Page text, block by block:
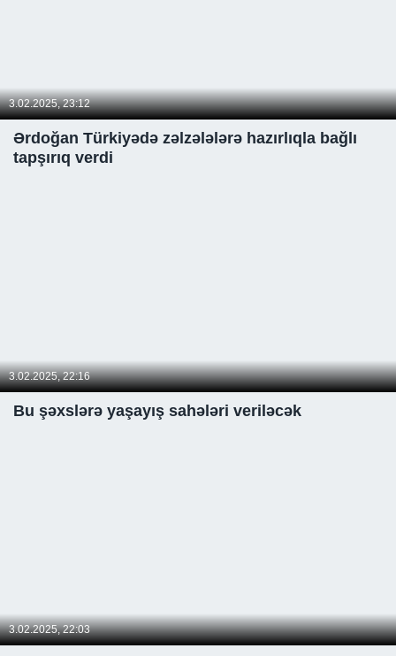
3.02.2025, 23:12
Ərdoğan Türkiyədə zəlzələlərə hazırlıqla bağlı
tapşırıq verdi
3.02.2025, 22:16
Bu şəxslərə yaşayış sahələri veriləcək
3.02.2025, 22:03